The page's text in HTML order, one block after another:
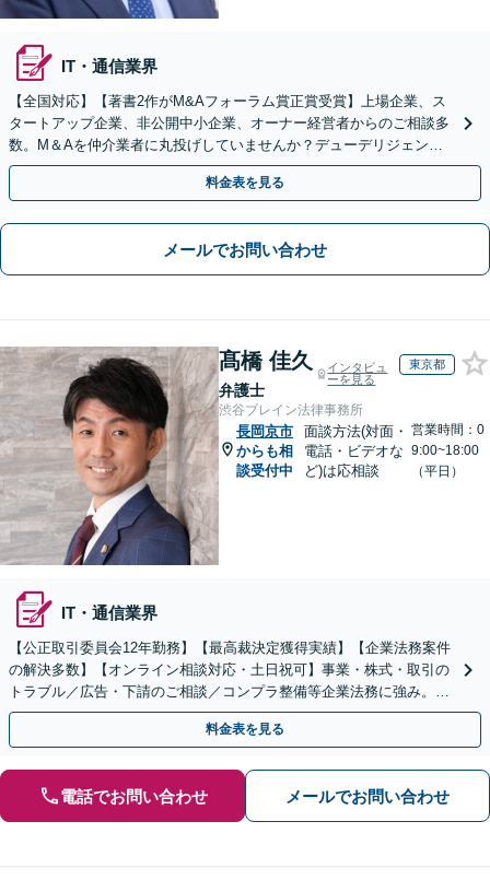
IT・通信業界
【全国対応】【著書2作がM&Aフォーラム賞正賞受賞】上場企業、ス
タートアップ企業、非公開中小企業、オーナー経営者からのご相談多
数。M＆Aを仲介業者に丸投げしていませんか？デューデリジェンス
や契約書作成・交渉はお任せください【初回無料】
料金表を見る
メールでお問い合わせ
髙橋 佳久
弁護士
インタビュ
ーを見る
東京都
渋谷ブレイン法律事務所
長岡京市
からも相
談受付中
面談方法(対面・
電話・ビデオな
ど)は応相談
営業時間：0
9:00~18:00
（平日）
IT・通信業界
【公正取引委員会12年勤務】【最高裁決定獲得実績】【企業法務案件
の解決多数】【オンライン相談対応・土日祝可】事業・株式・取引の
トラブル／広告・下請のご相談／コンプラ整備等企業法務に強み。株
式の相続／誹謗中傷対策／不動産問題まで幅広く対応！
料金表を見る
電話でお問い合わせ メールでお問い合わせ